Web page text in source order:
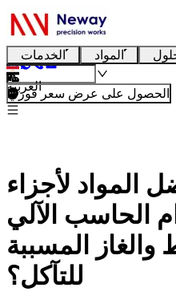
الخدمات المواد
العربية
الحصول على عرض سعر فوري
المواد لأجزاء
الحاسب الآلي
والغاز المسببة
للتآكل؟